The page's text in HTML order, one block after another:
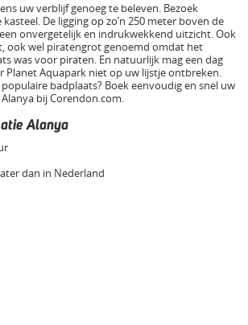
uw verblijf genoeg te beleven. Bezoek
De ligging op zo’n 250 meter boven de
onvergetelijk en indrukwekkend uitzicht. Ook
ook wel piratengrot genoemd omdat het
was voor piraten. En natuurlijk mag een dag
Planet Aquapark niet op uw lijstje ontbreken.
badplaats? Boek eenvoudig en snel uw
bij Corendon.com.
Alanya
dan in Nederland